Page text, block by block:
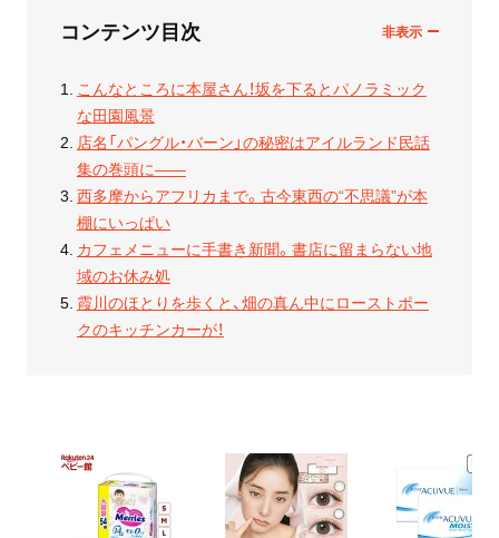
コンテンツ目次
こんなところに本屋さん！坂を下るとパノラミック
な田園風景
店名「パングル・バーン」の秘密はアイルランド民話
集の巻頭に——
西多摩からアフリカまで。古今東西の“不思議”が本
棚にいっぱい
カフェメニューに手書き新聞。書店に留まらない地
域のお休み処
霞川のほとりを歩くと、畑の真ん中にローストポー
クのキッチンカーが！